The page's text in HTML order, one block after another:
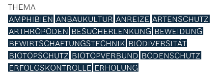
THEMA
AMPHIBIEN ANBAUKULTUR ANREIZE ARTENSCHUTZ
ARTHROPODEN BESUCHERLENKUNG BEWEIDUNG
BEWIRTSCHAFTUNGSTECHNIK BIODIVERSITÄT
BIOTOPSCHUTZ BIOTOPVERBUND BODENSCHUTZ
ERFOLGSKONTROLLE ERHOLUNG